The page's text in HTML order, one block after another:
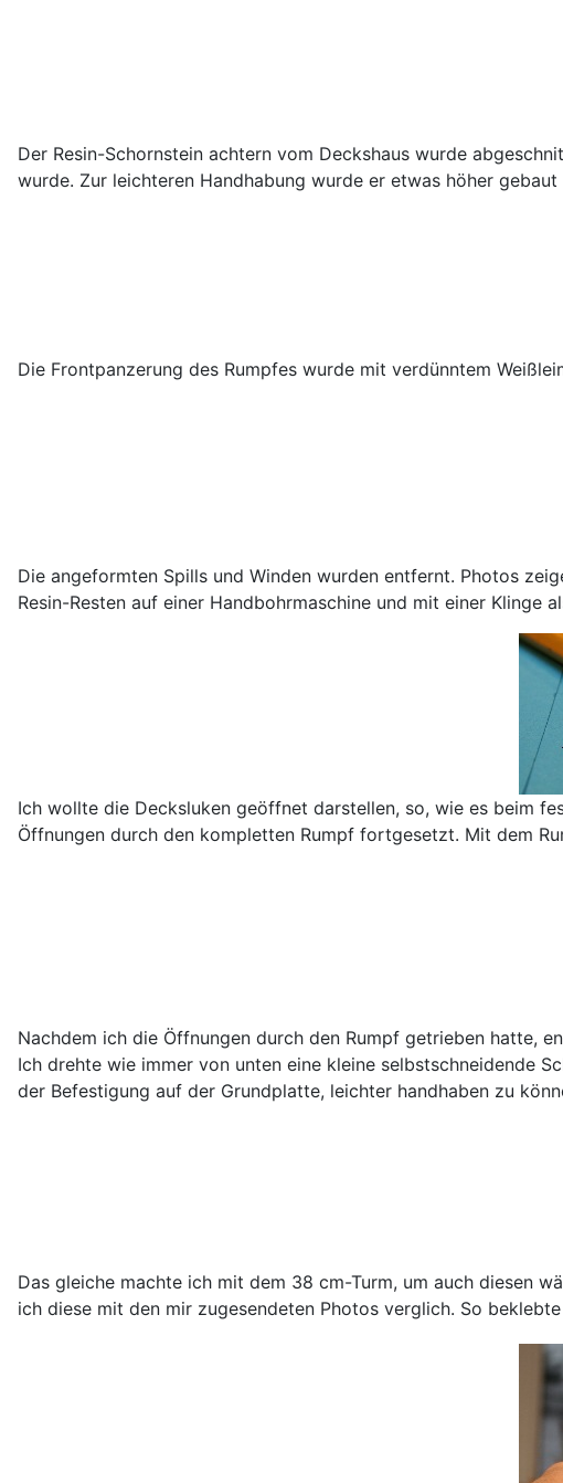
Der Resin-Schornstein achtern vom Deckshaus wurde
wurde. Zur leichteren Handhabung wurde er etwas höher
Die Frontpanzerung des Rumpfes wurde mit verdünntem
Die angeformten Spills und Winden wurden entfernt. Photos
Resin-Resten auf einer Handbohrmaschine und mit einer Klinge
Ich wollte die Decksluken geöffnet darstellen, so, wie es beim
Öffnungen durch den kompletten Rumpf fortgesetzt. Mit dem
Nachdem ich die Öffnungen durch den Rumpf getrieben hatte,
Ich drehte wie immer von unten eine kleine selbstschneidende
der Befestigung auf der Grundplatte, leichter handhaben zu
Das gleiche machte ich mit dem 38 cm-Turm, um auch diesen
ich diese mit den mir zugesendeten Photos verglich. So